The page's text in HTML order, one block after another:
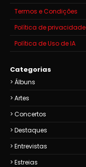
Termos e Condições
Política de privacidade
Política de Uso de IA
Categorias
Álbuns
Artes
Concertos
Destaques
Entrevistas
Estreias